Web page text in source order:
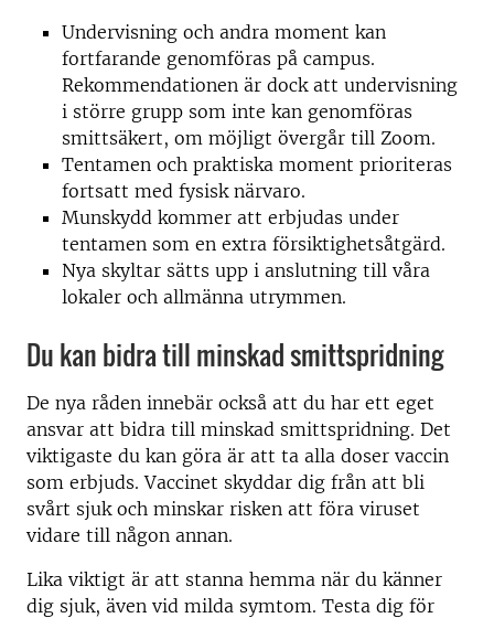
Undervisning och andra moment kan
fortfarande genomföras på campus.
Rekommendationen är dock att undervisning
i större grupp som inte kan genomföras
smittsäkert, om möjligt övergår till Zoom.
Tentamen och praktiska moment prioriteras
fortsatt med fysisk närvaro.
Munskydd kommer att erbjudas under
tentamen som en extra försiktighetsåtgärd.
Nya skyltar sätts upp i anslutning till våra
lokaler och allmänna utrymmen.
Du kan bidra till minskad smittspridning
De nya råden innebär också att du har ett eget
ansvar att bidra till minskad smittspridning. Det
viktigaste du kan göra är att ta alla doser vaccin
som erbjuds. Vaccinet skyddar dig från att bli
svårt sjuk och minskar risken att föra viruset
vidare till någon annan.
Lika viktigt är att stanna hemma när du känner
dig sjuk, även vid milda symtom. Testa dig för